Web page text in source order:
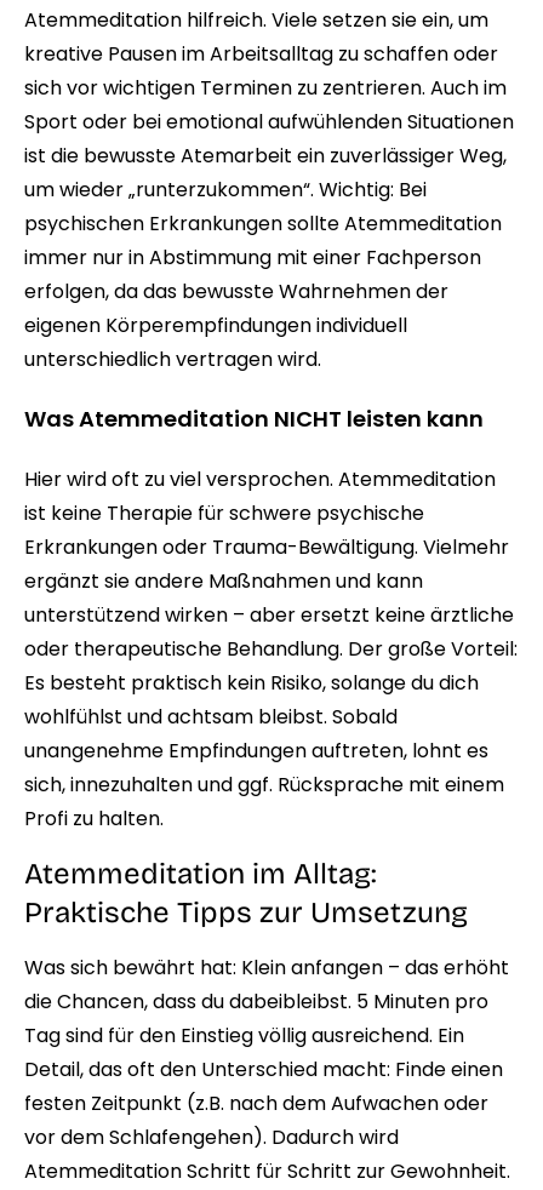
Atemmeditation hilfreich. Viele setzen sie ein, um
kreative Pausen im Arbeitsalltag zu schaffen oder
sich vor wichtigen Terminen zu zentrieren. Auch im
Sport oder bei emotional aufwühlenden Situationen
ist die bewusste Atemarbeit ein zuverlässiger Weg,
um wieder „runterzukommen“. Wichtig: Bei
psychischen Erkrankungen sollte Atemmeditation
immer nur in Abstimmung mit einer Fachperson
erfolgen, da das bewusste Wahrnehmen der
eigenen Körperempfindungen individuell
unterschiedlich vertragen wird.
Was Atemmeditation NICHT leisten kann
Hier wird oft zu viel versprochen. Atemmeditation
ist keine Therapie für schwere psychische
Erkrankungen oder Trauma-Bewältigung. Vielmehr
ergänzt sie andere Maßnahmen und kann
unterstützend wirken – aber ersetzt keine ärztliche
oder therapeutische Behandlung. Der große Vorteil:
Es besteht praktisch kein Risiko, solange du dich
wohlfühlst und achtsam bleibst. Sobald
unangenehme Empfindungen auftreten, lohnt es
sich, innezuhalten und ggf. Rücksprache mit einem
Profi zu halten.
Atemmeditation im Alltag:
Praktische Tipps zur Umsetzung
Was sich bewährt hat: Klein anfangen – das erhöht
die Chancen, dass du dabeibleibst. 5 Minuten pro
Tag sind für den Einstieg völlig ausreichend. Ein
Detail, das oft den Unterschied macht: Finde einen
festen Zeitpunkt (z.B. nach dem Aufwachen oder
vor dem Schlafengehen). Dadurch wird
Atemmeditation Schritt für Schritt zur Gewohnheit.